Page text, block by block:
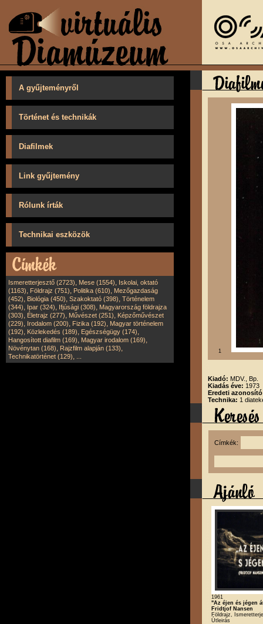
A gyűjteményről
Történet és technikák
Diafilmek
Link gyűjtemény
Rólunk írták
Technikai eszközök
Ismeretterjesztő (2723), Mese (1554), Iskolai, oktató
(1163), Földrajz (751), Politika (610), Mezőgazdaság
(452), Biológia (450), Szakoktató (398), Történelem
(344), Ipar (324), Ifjúsági (308), Magyarország földrajza
(303), Életrajz (277), Művészet (251), Képzőművészet
(229), Irodalom (200), Fizika (192), Magyar történelem
(192), Közlekedés (189), Egészségügy (174),
Hangosított diafilm (169), Magyar irodalom (169),
Növénytan (168), Rajzfilm alapján (133),
Technikatörténet (129),
1
Kiadó: MDV., Bp.
Kiadás éve: 1973
Eredeti
Technika: 1
Címkék:
1961
"Az éjen és jégen
Fridtjof Nansen
Földrajz,
Útleirás